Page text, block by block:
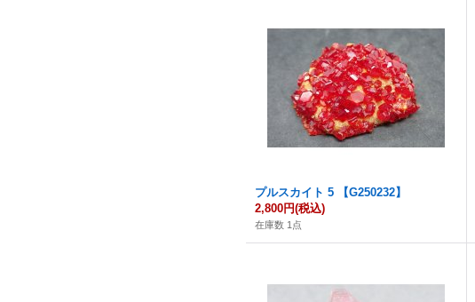
プルスカイト 5 【G250232】
2,800円(税込)
在庫数 1点